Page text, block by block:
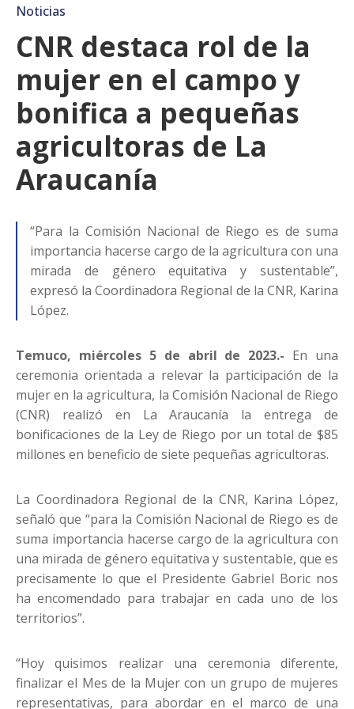
Noticias
CNR destaca rol de la
mujer en el campo y
bonifica a pequeñas
agricultoras de La
Araucanía
“Para la Comisión Nacional de Riego es de suma
importancia hacerse cargo de la agricultura con una
mirada de género equitativa y sustentable”,
expresó la Coordinadora Regional de la CNR, Karina
López.
Temuco, miércoles 5 de abril de 2023.- En una
ceremonia orientada a relevar la participación de la
mujer en la agricultura, la Comisión Nacional de Riego
(CNR) realizó en La Araucanía la entrega de
bonificaciones de la Ley de Riego por un total de $85
millones en beneficio de siete pequeñas agricultoras.
La Coordinadora Regional de la CNR, Karina López,
señaló que “para la Comisión Nacional de Riego es de
suma importancia hacerse cargo de la agricultura con
una mirada de género equitativa y sustentable, que es
precisamente lo que el Presidente Gabriel Boric nos
ha encomendado para trabajar en cada uno de los
territorios”.
“Hoy quisimos realizar una ceremonia diferente,
finalizar el Mes de la Mujer con un grupo de mujeres
representativas, para abordar en el marco de una